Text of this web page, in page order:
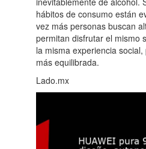
hábitos de consumo están
vez más personas buscan
permitan disfrutar el mismo
la misma experiencia
más equilibrada.
Lado.mx